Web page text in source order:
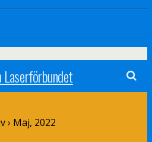
Laserförbundet
› Maj, 2022